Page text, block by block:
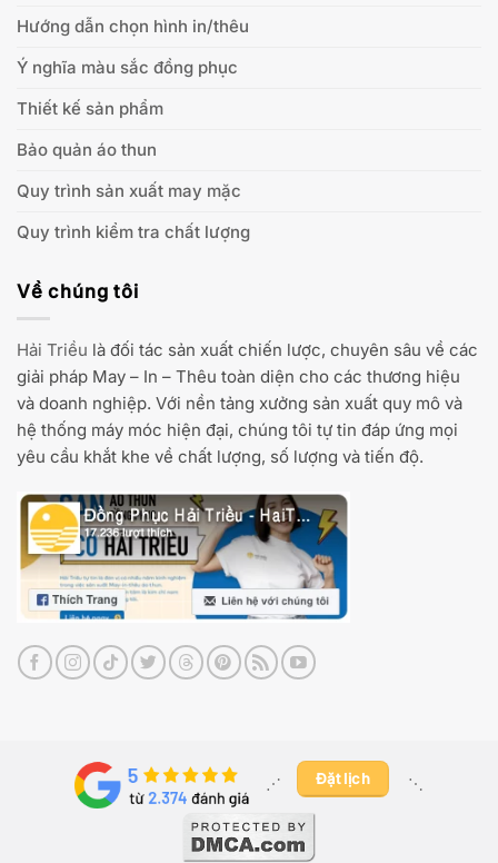
Hướng dẫn chọn hình in/thêu
Ý nghĩa màu sắc đồng phục
Thiết kế sản phẩm
Bảo quản áo thun
Quy trình sản xuất may mặc
Quy trình kiểm tra chất lượng
Về chúng tôi
Hải Triều là đối tác sản xuất chiến lược, chuyên sâu về các
giải pháp May – In – Thêu toàn diện cho các thương hiệu
và doanh nghiệp. Với nền tảng xưởng sản xuất quy mô và
hệ thống máy móc hiện đại, chúng tôi tự tin đáp ứng mọi
yêu cầu khắt khe về chất lượng, số lượng và tiến độ.
⋰ ​ Đặt lịch ⋱